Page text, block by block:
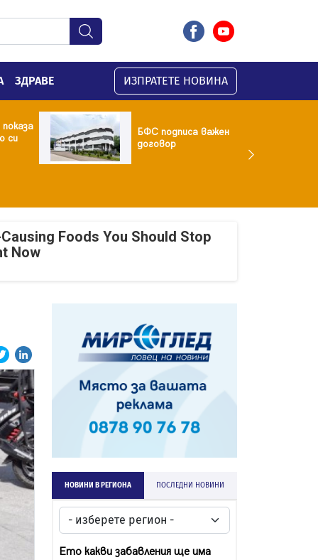
ЗДРАВЕ ИЗПРАТЕТЕ НОВИНА
си
БФC подписа важен
договор
Foods You Should Stop
Now
НОВИНИ В РЕГИОНА ПОСЛЕДНИ НОВИНИ
Ето какви забавления ще има